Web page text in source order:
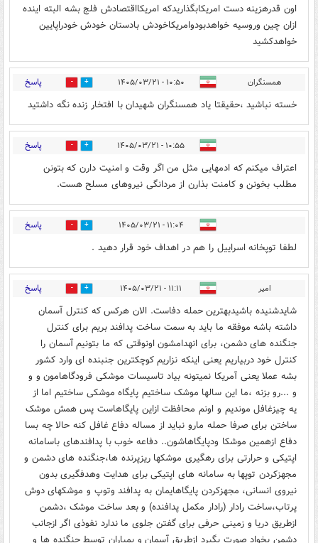
اون قدرهزینه دست امریکابگذاریدکه امریکااقتصادش فلج بشه البته اینده
ازان چین وروسیه خواهدبودوامریکاخودش بادستان خودش خودراپایین
خواهدکشید
همسنگران ۱۰:۵۰ - ۱۴۰۵/۰۳/۲۱ 1 پاسخ
خسته نباشید ،حقیقتا یاد همسنگران شهیدان با افتخار زنده نگه داشتید
۱۰:۵۵ - ۱۴۰۵/۰۳/۲۱ 3 پاسخ
اعتراف میکنم که ادمهایی مثل من اگر وقت و امنیت دارن که بتونن
مطلب بخونن و کامنت بذارن از مردانگی نیروهای مسلح هست.
۱۱:۰۴ - ۱۴۰۵/۰۳/۲۱ 1 پاسخ
لطفا توپخانه اسراییل را هم در اهداف خود قرار دهید .
امیر ۱۱:۱۱ - ۱۴۰۵/۰۳/۲۱ 1 پاسخ
شایدشنیده باشیدبهترین حمله دفاست. الان هرکس که کنترل آسمان
داشته باشه موفقه ما باید به سمت ساخت پدافند بریم برای کنترل
جنگنده های دشمن، برای انهدامشون اونوقتی که ما بتونیم آسمان را
کنترل خود دربیاریم یعنی اینکه نزاریم کوچکترین جنبنده ای وارد کشور
بشه عملا یعنی آمریکا نمیتونه بیاد تاسیسات موشکی فرودگاهامون و و
و ...رو بزنه ،ما این سالها موشک ساختیم پایگاه موشکی ساختیم اما از
یه چیزغافل موندیم و اونم محافظت ازاین پایگاهاست پس همش موشک
ساختن برای صرفا حمله مارو نباید از مساله دفاع غافل کنه حالا چه بسا
دفاع ازهمین موشکا ودپایگاهاشون.. دفاعه خوب با پدافندهای باسامانه
اپتیکی و حرارتی برای رهگیری موشکها ریزپرنده ها،جنگنده های دشمن و
مجهزکردن توپها به سامانه های اپتیکی برای هدایت وهدفگیری بدون
نیروی انسانی، مجهزکردن پایگاهایمان به پدافند وتوپ و موشکهای دوش
پرتاب،ساخت رادار (رادار مکمل پدافنده) و بعد ساخت موشک ،دشمن
ازطریق دریا و زمینی حرفی برای گفتن جلوی ما ندارد نفوذی اگر ازجانب
دشمن بخواد صورت بگیرد ازطریق آسمان و بمباران توسط جنگنده ها و